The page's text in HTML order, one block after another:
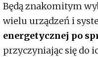
Będą znakomitym
wielu urządzeń i
energetycznej po
przyczyniając się do